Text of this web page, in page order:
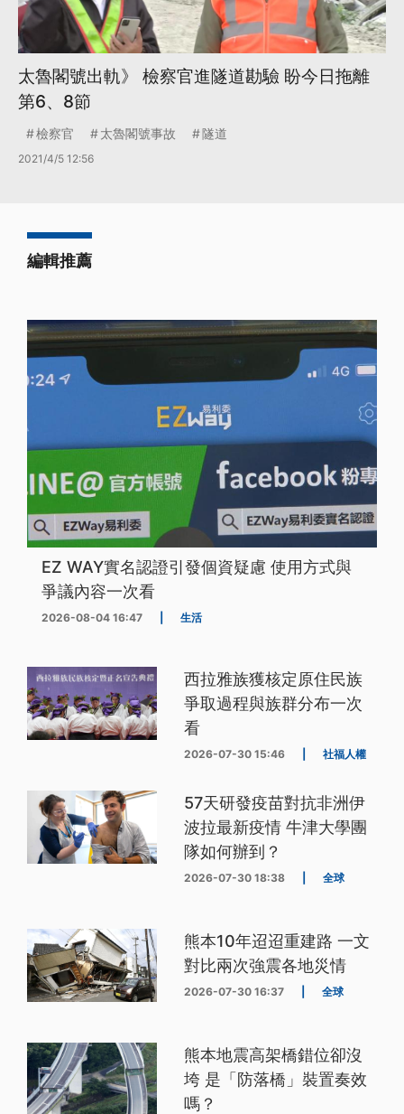
太魯閣號出軌》 檢察官進隧道勘驗 盼今日拖離
第6、8節
檢察官 太魯閣號事故 隧道
2021/4/5 12:56
編輯推薦
EZ WAY實名認證引發個資疑慮 使用方式與
爭議內容一次看
2026-08-04 16:47 生活
西拉雅族獲核定原住民族
爭取過程與族群分布一次
看
2026-07-30 15:46 社福人權
57天研發疫苗對抗非洲伊
波拉最新疫情 牛津大學團
隊如何辦到？
2026-07-30 18:38 全球
熊本10年迢迢重建路 一文
對比兩次強震各地災情
2026-07-30 16:37 全球
熊本地震高架橋錯位卻沒
垮 是「防落橋」裝置奏效
嗎？